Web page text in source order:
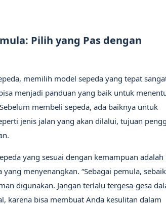
Pilih yang Pas dengan
memilih model sepeda yang tepat
menjadi panduan yang baik untuk
membeli sepeda, ada baiknya untuk
jenis jalan yang akan dilalui, tujuan
yang sesuai dengan kemampuan adalah
menyenangkan. “Sebagai pemula,
digunakan. Jangan terlalu tergesa-gesa
karena bisa membuat Anda kesulitan dalam